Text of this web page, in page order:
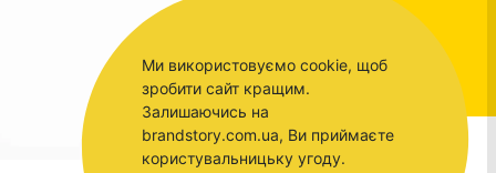
Ми використовуємо cookie, щоб
зробити сайт кращим.
Залишаючись на
brandstory.com.ua, Ви приймаєте
користувальницьку угоду.